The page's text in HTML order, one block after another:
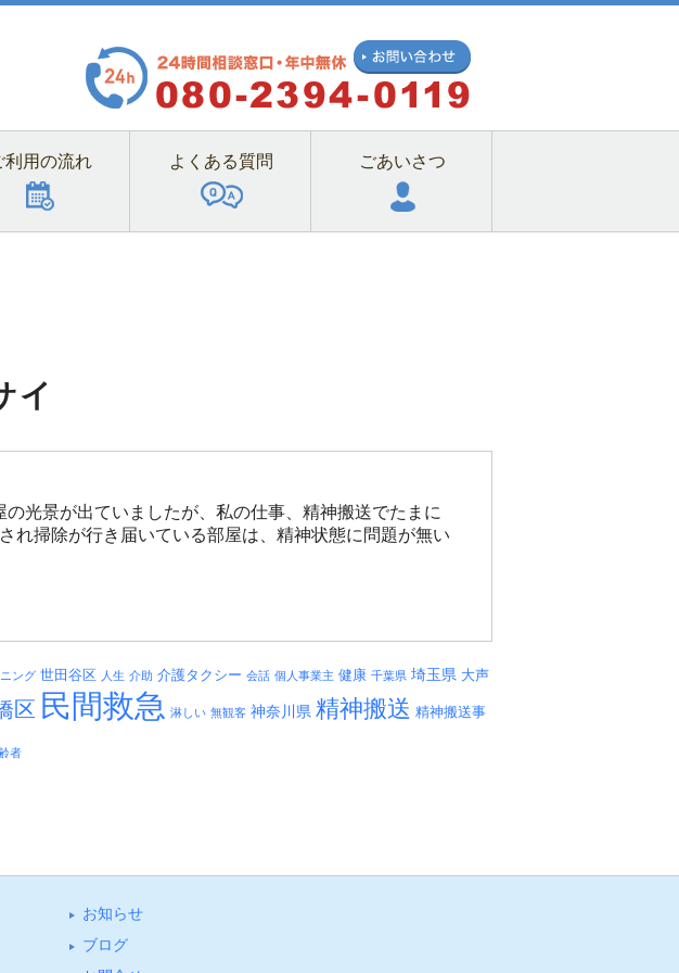
利用の流れ よくある質問 ごあいさつ
イ
光景が出ていましたが、私の仕事、精神搬送でたまに
れ掃除が行き届いている部屋は、精神状態に問題が無い
ング 世田谷区 人生 介助 介護タクシー 会話 個人事業主 健康 千葉県 埼玉県 大声
区 民間救急 淋しい 無観客 神奈川県 精神搬送 精神搬送事
者
お知らせ
ブログ